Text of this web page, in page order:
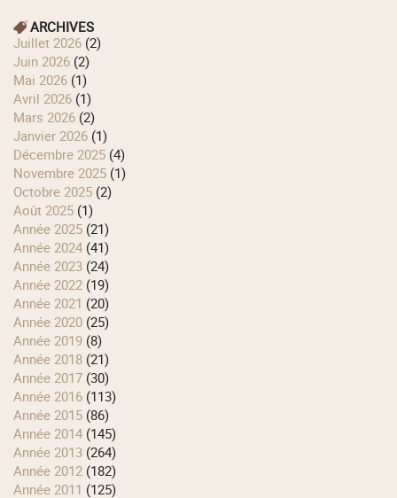
ARCHIVES
juillet 2026 (2)
juin 2026 (2)
mai 2026 (1)
avril 2026 (1)
mars 2026 (2)
janvier 2026 (1)
décembre 2025 (4)
novembre 2025 (1)
octobre 2025 (2)
août 2025 (1)
année 2025 (21)
année 2024 (41)
année 2023 (24)
année 2022 (19)
année 2021 (20)
année 2020 (25)
année 2019 (8)
année 2018 (21)
année 2017 (30)
année 2016 (113)
année 2015 (86)
année 2014 (145)
année 2013 (264)
année 2012 (182)
année 2011 (125)